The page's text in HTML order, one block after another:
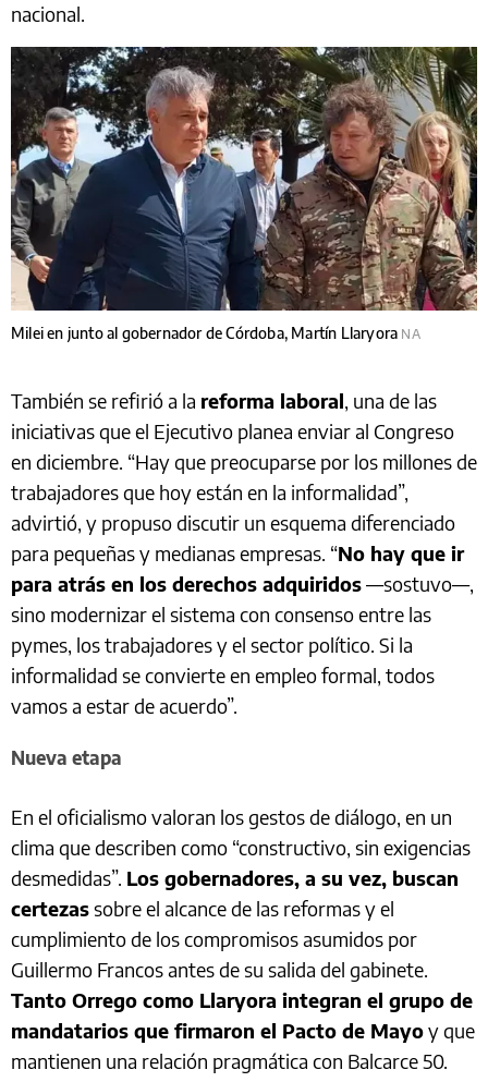
nacional.
Milei en junto al gobernador de Córdoba, Martín Llaryora NA
También se refirió a la reforma laboral , una de las
iniciativas que el Ejecutivo planea enviar al Congreso
en diciembre. “Hay que preocuparse por los millones de
trabajadores que hoy están en la informalidad”,
advirtió, y propuso discutir un esquema diferenciado
para pequeñas y medianas empresas. “No hay que ir
para atrás en los derechos adquiridos—sostuvo—,
sino modernizar el sistema con consenso entre las
pymes, los trabajadores y el sector político. Si la
informalidad se convierte en empleo formal, todos
vamos a estar de acuerdo”.
Nueva etapa
En el oficialismo valoran los gestos de diálogo, en un
clima que describen como “constructivo, sin exigencias
desmedidas”. Los gobernadores, a su vez, buscan
certezassobre el alcance de las reformas y el
cumplimiento de los compromisos asumidos por
Guillermo Francos antes de su salida del gabinete.
Tanto Orrego como Llaryora integran el grupo de
mandatarios que firmaron el Pacto de Mayoy que
mantienen una relación pragmática con Balcarce 50.